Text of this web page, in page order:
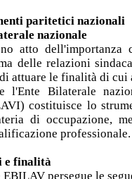
paritetici nazionali
nazionale
atto dell'importanza
delle relazioni
attuare le finalità di cui
l'Ente Bilaterale
costituisce lo
di occupazione,
professionale.
e finalità
persegue le